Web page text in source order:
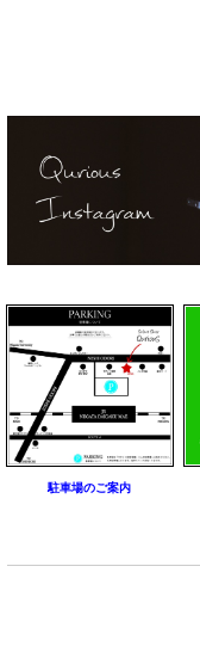
駐車場のご案内